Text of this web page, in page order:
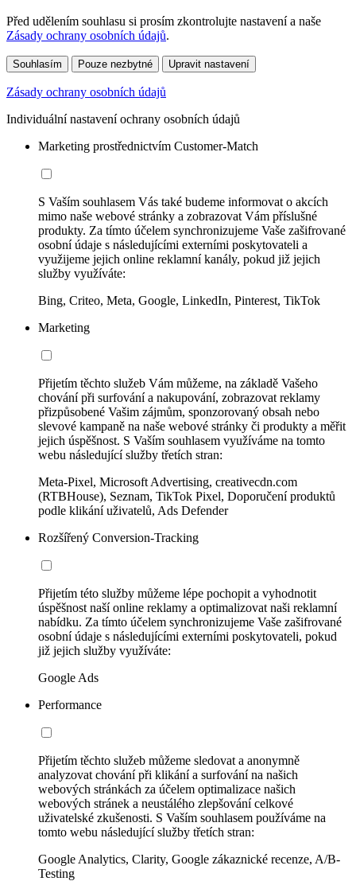
Před udělením souhlasu si prosím zkontrolujte nastavení a naše
Zásady ochrany osobních údajů.
Souhlasím Pouze nezbytné Upravit nastavení
Zásady ochrany osobních údajů
Individuální nastavení ochrany osobních údajů
Marketing prostřednictvím Customer-Match
S Vaším souhlasem Vás také budeme informovat o akcích
mimo naše webové stránky a zobrazovat Vám příslušné
produkty. Za tímto účelem synchronizujeme Vaše zašifrované
osobní údaje s následujícími externími poskytovateli a
využijeme jejich online reklamní kanály, pokud již jejich
služby využíváte:
Bing, Criteo, Meta, Google, LinkedIn, Pinterest, TikTok
Marketing
Přijetím těchto služeb Vám můžeme, na základě Vašeho
chování při surfování a nakupování, zobrazovat reklamy
přizpůsobené Vašim zájmům, sponzorovaný obsah nebo
slevové kampaně na naše webové stránky či produkty a měřit
jejich úspěšnost. S Vaším souhlasem využíváme na tomto
webu následující služby třetích stran:
Meta-Pixel, Microsoft Advertising, creativecdn.com
(RTBHouse), Seznam, TikTok Pixel, Doporučení produktů
podle klikání uživatelů, Ads Defender
Rozšířený Conversion-Tracking
Přijetím této služby můžeme lépe pochopit a vyhodnotit
úspěšnost naší online reklamy a optimalizovat naši reklamní
nabídku. Za tímto účelem synchronizujeme Vaše zašifrované
osobní údaje s následujícími externími poskytovateli, pokud
již jejich služby využíváte:
Google Ads
Performance
Přijetím těchto služeb můžeme sledovat a anonymně
analyzovat chování při klikání a surfování na našich
webových stránkách za účelem optimalizace našich
webových stránek a neustálého zlepšování celkové
uživatelské zkušenosti. S Vaším souhlasem používáme na
tomto webu následující služby třetích stran:
Google Analytics, Clarity, Google zákaznické recenze, A/B-
Testing